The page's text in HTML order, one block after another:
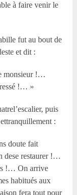
à faire venir le
fut au bout de
et dit :
monsieur !…
!… »
puis
:
doute fait
dese restaurer !…
!… On arrive
habitués aux
fera tout pour